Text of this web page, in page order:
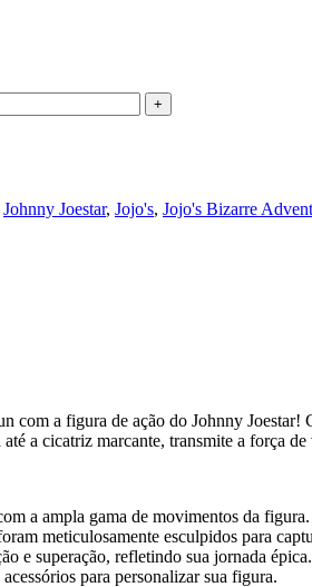
Johnny Joestar, Jojo's, Jojo's Bizarre
a figura de ação do Johnny
a cicatriz marcante, transmite a força
a ampla gama de movimentos da figura.
meticulosamente esculpidos para
e superação, refletindo sua jornada épica.
para personalizar sua figura.